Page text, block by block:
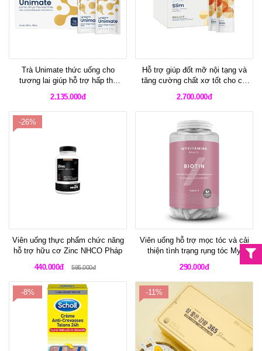
Trà Unimate thức uống cho
tương lai giúp hỗ trợ hấp thu
khả năng tập trung
2.135.000đ
Hỗ trợ giúp đốt mỡ nội tạng và
tăng cường chất xơ tốt cho cơ
2.700.000đ
-26%
Viên uống thực phẩm chức năng
hỗ trợ hữu cơ Zinc NHCO Pháp
440.000đ
595.000đ
Viên uống hỗ trợ mọc tóc và cải
thiện tình trạng rụng tóc My
290.000đ
-8% -11%